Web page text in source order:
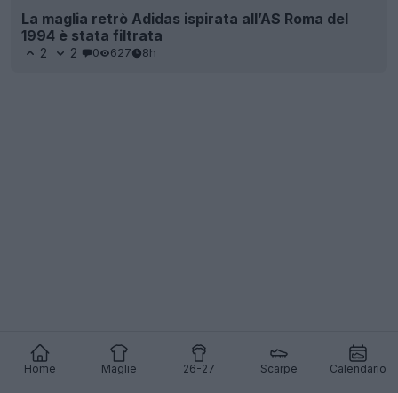
Home Maglie 26-27 Scarpe Calendario
La maglia retrò Adidas ispirata all’AS Roma del
1994 è stata filtrata
2 2 0 627 8h